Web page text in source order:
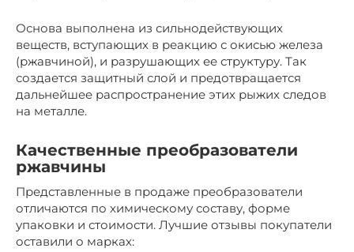
Основа выполнена из сильнодействующих
веществ, вступающих в реакцию с окисью железа
(ржавчиной), и разрушающих ее структуру. Так
создается защитный слой и предотвращается
дальнейшее распространение этих рыжих следов
на металле.
Качественные преобразователи
ржавчины
Представленные в продаже преобразователи
отличаются по химическому составу, форме
упаковки и стоимости. Лучшие отзывы покупатели
оставили о марках: